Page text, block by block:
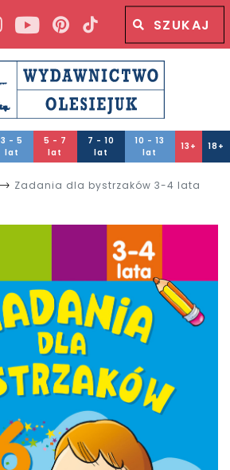
Wyszukiwana fraza
3 - 5
lat
5 - 7
lat
7 - 10
lat
10 - 13
lat
13+ 18+
Zadania dla bystrzaków 3-4 lata